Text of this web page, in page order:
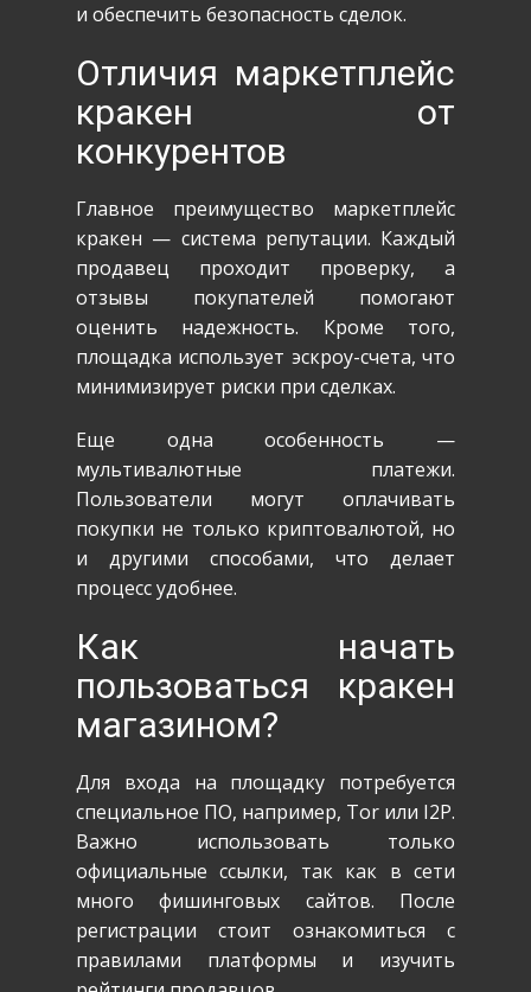
и обеспечить безопасность сделок.
Отличия маркетплейс
кракен от
конкурентов
Главное преимущество маркетплейс
кракен — система репутации. Каждый
продавец проходит проверку, а
отзывы покупателей помогают
оценить надежность. Кроме того,
площадка использует эскроу-счета, что
минимизирует риски при сделках.
Еще одна особенность —
мультивалютные платежи.
Пользователи могут оплачивать
покупки не только криптовалютой, но
и другими способами, что делает
процесс удобнее.
Как начать
пользоваться кракен
магазином?
Для входа на площадку потребуется
специальное ПО, например, Tor или I2P.
Важно использовать только
официальные ссылки, так как в сети
много фишинговых сайтов. После
регистрации стоит ознакомиться с
правилами платформы и изучить